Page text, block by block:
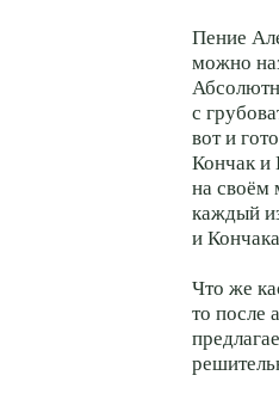
Пение
можно
с
вот и
Кончак и
на своём
каждый
и
Что же
то после